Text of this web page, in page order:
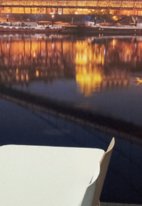
LYON ON THE WALL
PAPIER PEINT PERSONNALISÉ